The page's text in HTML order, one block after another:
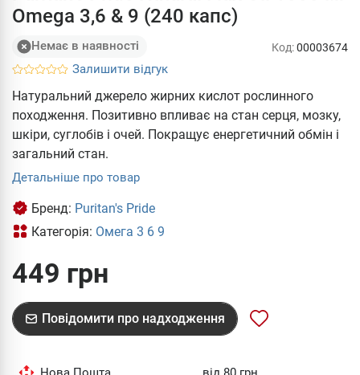
Omega 3,6 & 9 (240 капс)
Немає в наявності
Залишити відгук
Код:00003674
Натуральний джерело жирних кислот рослинного
походження. Позитивно впливає на стан серця, мозку,
шкіри, суглобів і очей. Покращує енергетичний обмін і
загальний стан.
Детальніше про товар
Бренд: Puritan's Pride
Категорія: Омега 3 6 9
449 грн
Повідомити про надходження